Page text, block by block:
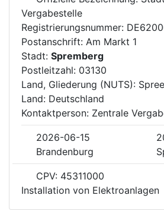
Vergabestelle
Registrierungsnummer:
Postanschrift: Am Markt 1
Stadt: Spremberg
Postleitzahl: 03130
Land, Gliederung (NUTS):
Land: Deutschland
Kontaktperson: Zentrale
2026-06-15
Brandenburg
CPV: 45311000
Installation von Elektroanlagen